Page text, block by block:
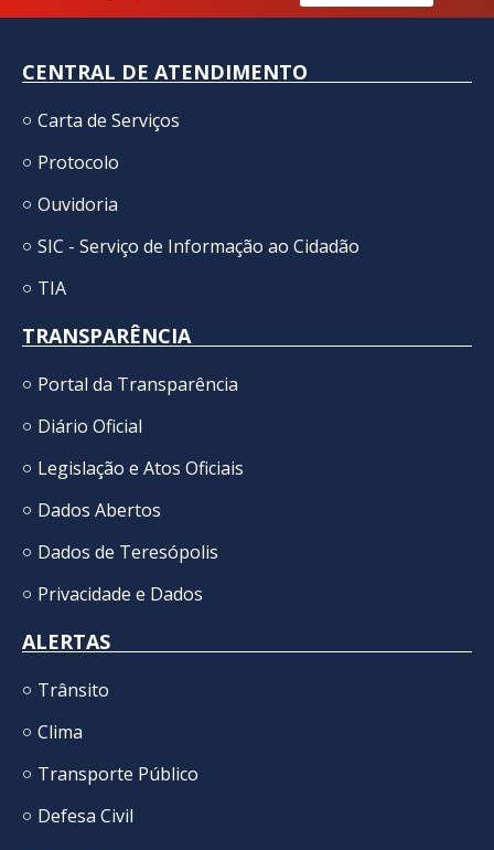
CENTRAL DE ATENDIMENTO
Carta de Serviços
Protocolo
Ouvidoria
SIC - Serviço de Informação ao Cidadão
TIA
TRANSPARÊNCIA
Portal da Transparência
Diário Oficial
Legislação e Atos Oficiais
Dados Abertos
Dados de Teresópolis
Privacidade e Dados
ALERTAS
Trânsito
Clima
Transporte Público
Defesa Civil